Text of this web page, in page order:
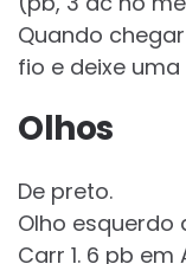
Quando
fio e deixe
Olhos
De preto.
Olho esquerdo
Carr 1. 6 pb em